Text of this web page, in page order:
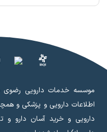
موسسه خدمات دارویی رضوی
اطلاعات دارویی و پزشکی و
دارویی و خرید آسان دارو